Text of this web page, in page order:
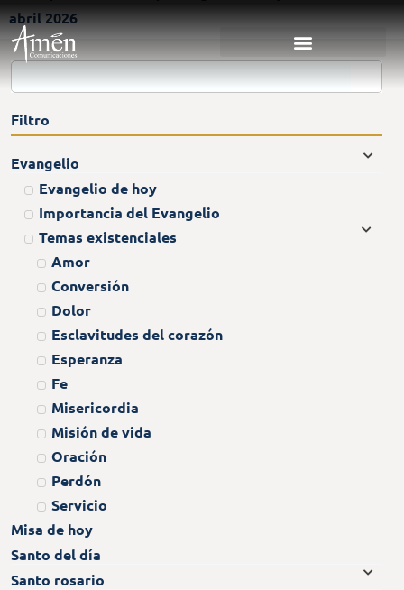
abril 2026
Filtro
Evangelio
Evangelio de hoy
Importancia del Evangelio
Temas existenciales
Amor
Conversión
Dolor
Esclavitudes del corazón
Esperanza
Fe
Misericordia
Misión de vida
Oración
Perdón
Servicio
Misa de hoy
Santo del día
Santo rosario